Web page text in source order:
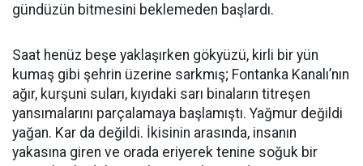
gündüzün bitmesini beklemeden başlardı.
Saat henüz beşe yaklaşırken gökyüzü, kirli bir yün
kumaş gibi şehrin üzerine sarkmış; Fontanka Kanalı’nın
ağır, kurşuni suları, kıyıdaki sarı binaların titreşen
yansımalarını parçalamaya başlamıştı. Yağmur değildi
yağan. Kar da değildi. İkisinin arasında, insanın
yakasına giren ve orada eriyerek tenine soğuk bir